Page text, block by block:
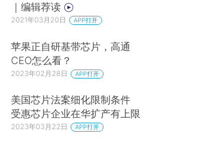
｜编辑荐读
2021年03月20日 APP打开
苹果正自研基带芯片，高通
CEO怎么看？
2023年02月28日 APP打开
美国芯片法案细化限制条件
受惠芯片企业在华扩产有上限
2023年03月22日 APP打开